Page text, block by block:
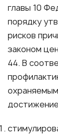
главы 10
порядку
рисков
законом
44. В